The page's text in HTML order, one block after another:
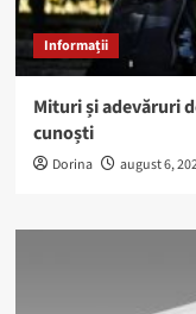
Informații
Mituri și adevăruri
cunoști
Dorina august 6,